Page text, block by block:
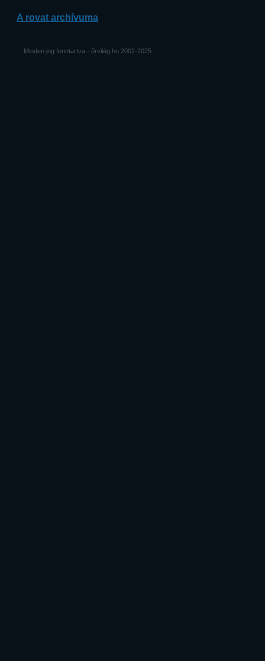
A rovat archívuma
Minden jog fenntartva - űrvilág.hu 2002-2025